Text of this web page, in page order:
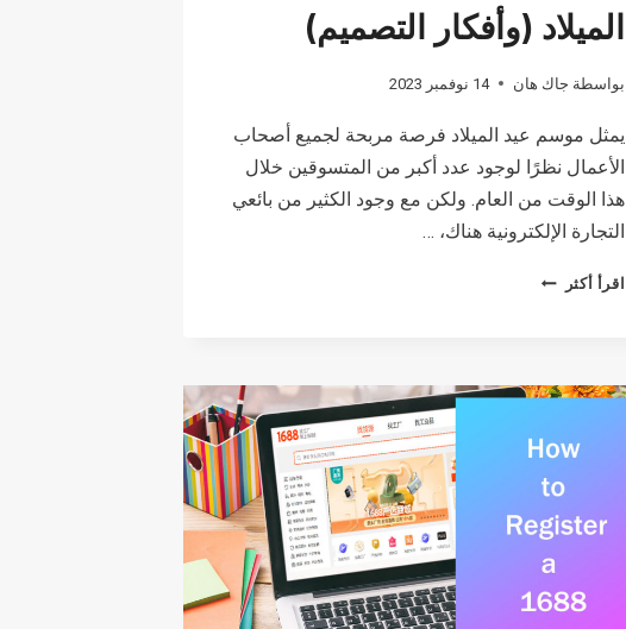
الميلاد (وأفكار التصميم)
بواسطة جاك هان 14 نوفمبر 2023
يمثل موسم عيد الميلاد فرصة مربحة لجميع أصحاب
الأعمال نظرًا لوجود عدد أكبر من المتسوقين خلال
هذا الوقت من العام. ولكن مع وجود الكثير من بائعي
التجارة الإلكترونية هناك، …
اقرأ أكثر
أفضل
الطلب
الميلاد
(وأفكار
التصميم)